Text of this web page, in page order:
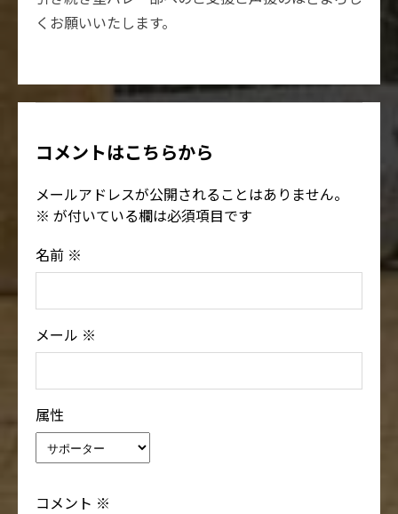
くお願いいたします。
コメントはこちらから
メールアドレスが公開されることはありません。
※ が付いている欄は必須項目です
名前 ※
メール ※
属性
コメント ※